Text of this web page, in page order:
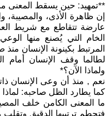
**تمهيد: حين يسقط المعنى
إن ظاهرة الأذى، والمصيبة،
عارضة تتقاطع مع شريط
الخام التي يُصنع منها
المرتبط بكينونة الإنسان
لطالما وقف الإنسان أمام
ولماذا الآن؟*
نعم , منذ أن وعى الإنسان
كما يطارد الظل صاحبه: لماذا
ما المعنى الكامن خلف
فتحطم ترتيبها الدقيق وتقلب